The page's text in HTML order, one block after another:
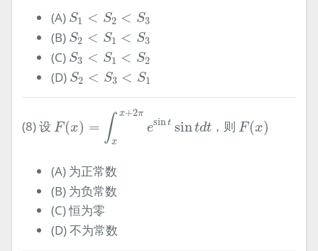
(A) S1 < S2 < S3
S1 <S 2< 3
(B) S2 < S1 < S3
S2 <S 1< 3
(C) S3 < S1 < S2
S3 <S 1< 2
(D) S2 < S3 < S1
S2 <S 3< 1
(8) 设 F (x) = ∫ x+2π
x
esint sin tdt
2πesin
，则 F (x)
F(x)
(A) 为正常数
(B) 为负常数
(C) 恒为零
(D) 不为常数